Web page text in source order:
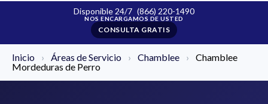
Disponible 24/7 (866) 220-1490
CONSULTA GRATIS
Inicio › Áreas de Servicio › Chamblee ›
Chamblee
Mordeduras de Perro